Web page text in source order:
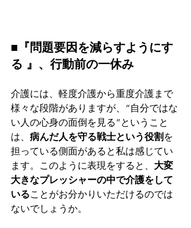
■『問題要因を減らすようにす
る 』、行動前の一休み
介護には、軽度介護から重度介護まで
様々な段階がありますが、“自分ではな
い人の心身の面倒を見る”ということ
は、 病んだ人を守る戦士という役割 を
担っている側面があると私は感じてい
ます。このように表現をすると、 大変
大きなプレッシャーの中で介護をして
いることがお分かりいただけるのでは
ないでしょうか。